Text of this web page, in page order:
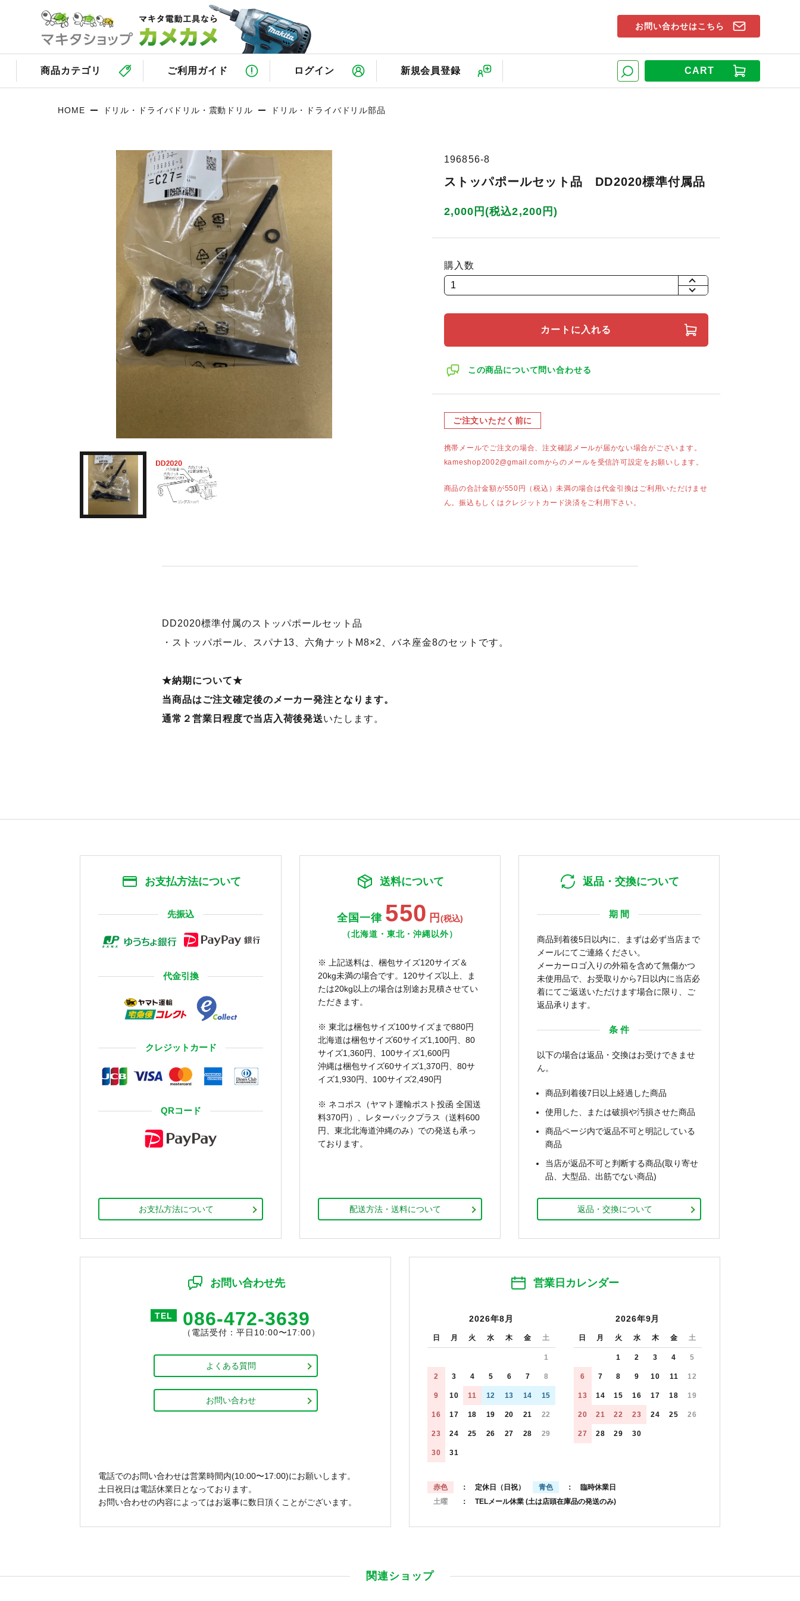
CART
商品カテゴリ ご利用ガイド ログイン 新規会員登録
お問い合わせはこちら
HOME ドリル・ドライバドリル・震動ドリル ドリル・ドライバドリル部品
196856-8
ストッパポールセット品 DD2020標準付属品
2,000円(税込2,200円)
購入数
+
カートに入れる
この商品について問い合わせる
ご注文いただく前に
携帯メールでご注文の場合、注文確認メールが届かない場合がございます。
kameshop2002@gmail.comからのメールを受信許可設定をお願いします。
商品の合計金額が550円（税込）未満の場合は代金引換はご利用いただけませ
ん。振込もしくはクレジットカード決済をご利用下さい。
DD2020標準付属のストッパポールセット品
・ストッパポール、スパナ13、六角ナットM8×2、バネ座金8のセットです。
★納期について★
当商品はご注文確定後のメーカー発注となります。
通常２営業日程度で当店入荷後発送いたします。
お支払方法について
先振込
代金引換
クレジットカード
QRコード
お支払方法について
送料について
全国一律 550 円 (税込)
（北海道・東北・沖縄以外）
※ 上記送料は、梱包サイズ120サイズ＆
20kg未満の場合です。120サイズ以上、ま
たは20kg以上の場合は別途お見積させてい
ただきます。
※ 東北は梱包サイズ100サイズまで880円
北海道は梱包サイズ60サイズ1,100円、80
サイズ1,360円、100サイズ1,600円
沖縄は梱包サイズ60サイズ1,370円、80サ
イズ1,930円、100サイズ2,490円
※ ネコポス（ヤマト運輸ポスト投函 全国送
料370円）、レターパックプラス（送料600
円、東北北海道沖縄のみ）での発送も承っ
ております。
配送方法・送料について
返品・交換について
期 間
商品到着後5日以内に、まずは必ず当店まで
メールにてご連絡ください。
メーカーロゴ入りの外箱を含めて無傷かつ
未使用品で、お受取りから7日以内に当店必
着にてご返送いただけます場合に限り、ご
返品承ります。
条 件
以下の場合は返品・交換はお受けできませ
ん。
商品到着後7日以上経過した商品
使用した、または破損や汚損させた商品
商品ページ内で返品不可と明記している
商品
当店が返品不可と判断する商品(取り寄せ
品、大型品、出筋でない商品)
返品・交換について
お問い合わせ先
TEL 086-472-3639
（電話受付：平日10:00〜17:00）
よくある質問
お問い合わせ
電話でのお問い合わせは営業時間内(10:00〜17:00)にお願いします。
土日祝日は電話休業日となっております。
お問い合わせの内容によってはお返事に数日頂くことがございます。
営業日カレンダー
2026年8月
日 月 火 水 木 金 土
1
2 3 4 5 6 7 8
9 10 11 12 13 14 15
16 17 18 19 20 21 22
23 24 25 26 27 28 29
30 31
2026年9月
日 月 火 水 木 金 土
1 2 3 4 5
6 7 8 9 10 11 12
13 14 15 16 17 18 19
20 21 22 23 24 25 26
27 28 29 30
赤色 ： 定休日（日祝） 青色
： 臨時休業日
土曜
： TELメール休業 (土は店頭在庫品の発送のみ)
関連ショップ